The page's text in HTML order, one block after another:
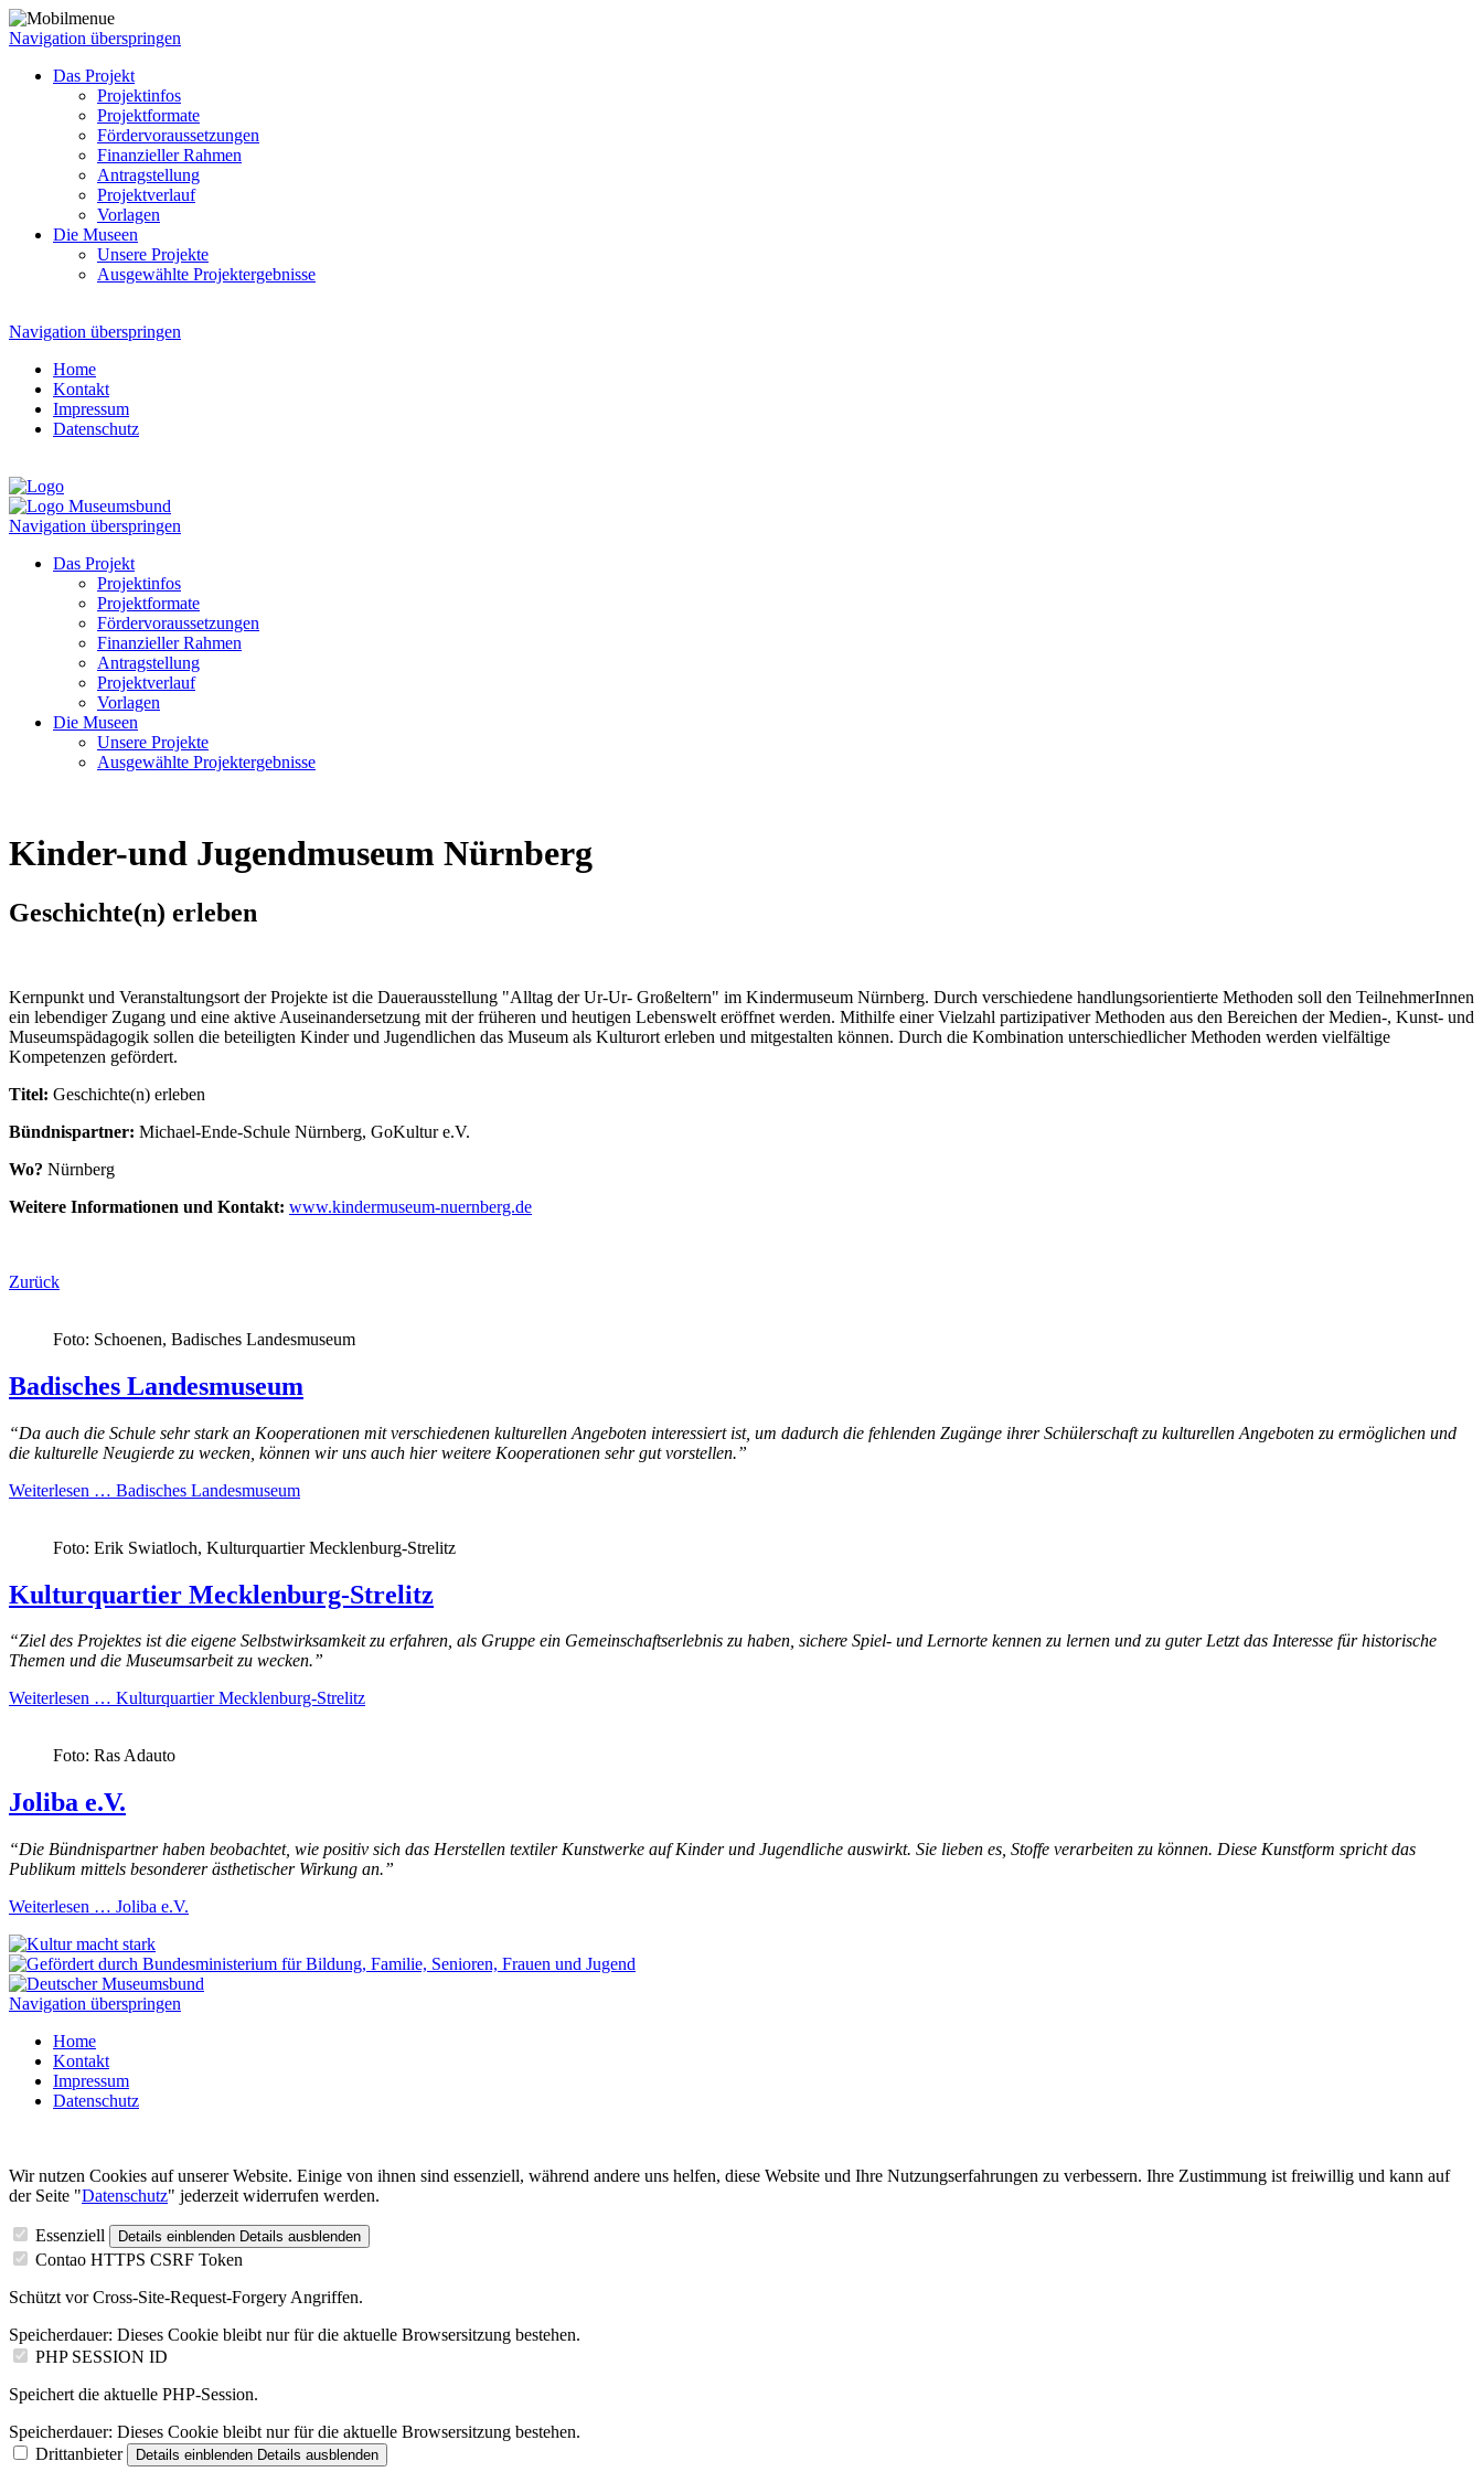
Navigation überspringen
Das Projekt
Projektinfos
Projektformate
Fördervoraussetzungen
Finanzieller Rahmen
Antragstellung
Projektverlauf
Vorlagen
Die Museen
Unsere Projekte
Ausgewählte Projektergebnisse
Navigation überspringen
Home
Kontakt
Impressum
Datenschutz
Navigation überspringen
Das Projekt
Projektinfos
Projektformate
Fördervoraussetzungen
Finanzieller Rahmen
Antragstellung
Projektverlauf
Vorlagen
Die Museen
Unsere Projekte
Ausgewählte Projektergebnisse
Kinder-und Jugendmuseum Nürnberg
Geschichte(n) erleben
Kernpunkt und Veranstaltungsort der Projekte ist die Dauerausstellung "Alltag der Ur-Ur- Großeltern" im Kindermuseum Nürnberg. Durch verschiedene handlungsorientierte Methoden soll den TeilnehmerInnen
ein lebendiger Zugang und eine aktive Auseinandersetzung mit der früheren und heutigen Lebenswelt eröffnet werden. Mithilfe einer Vielzahl partizipativer Methoden aus den Bereichen der Medien-, Kunst- und
Museumspädagogik sollen die beteiligten Kinder und Jugendlichen das Museum als Kulturort erleben und mitgestalten können. Durch die Kombination unterschiedlicher Methoden werden vielfältige
Kompetenzen gefördert.
Titel: Geschichte(n) erleben
Bündnispartner: Michael-Ende-Schule Nürnberg, GoKultur e.V.
Wo? Nürnberg
Weitere Informationen und Kontakt: www.kindermuseum-nuernberg.de
Zurück
Foto: Schoenen, Badisches Landesmuseum
Badisches Landesmuseum
“Da auch die Schule sehr stark an Kooperationen mit verschiedenen kulturellen Angeboten interessiert ist, um dadurch die fehlenden Zugänge ihrer Schülerschaft zu kulturellen Angeboten zu ermöglichen und
die kulturelle Neugierde zu wecken, können wir uns auch hier weitere Kooperationen sehr gut vorstellen.”
Weiterlesen … Badisches Landesmuseum
Foto: Erik Swiatloch, Kulturquartier Mecklenburg-Strelitz
Kulturquartier Mecklenburg-Strelitz
“Ziel des Projektes ist die eigene Selbstwirksamkeit zu erfahren, als Gruppe ein Gemeinschaftserlebnis zu haben, sichere Spiel- und Lernorte kennen zu lernen und zu guterLetztdas Interesse für historische
Themen und die Museumsarbeit zu wecken.”
Weiterlesen … Kulturquartier Mecklenburg-Strelitz
Foto: Ras Adauto
Joliba e.V.
“Die Bündnispartner haben beobachtet, wie positiv sich das Herstellen textiler Kunstwerke auf Kinder und Jugendliche auswirkt. Sie lieben es, Stoffe verarbeiten zu können. Diese Kunstform spricht das
Publikum mittels besonderer ästhetischer Wirkung an.”
Weiterlesen … Joliba e.V.
Navigation überspringen
Home
Kontakt
Impressum
Datenschutz
Wir nutzen Cookies auf unserer Website. Einige von ihnen sind essenziell, während andere uns helfen, diese Website und Ihre Nutzungserfahrungen zu verbessern. Ihre Zustimmung ist freiwillig und kann auf
der Seite "Datenschutz" jederzeit widerrufen werden.
Essenziell Details einblenden Details ausblenden
Contao HTTPS CSRF Token
Schützt vor Cross-Site-Request-Forgery Angriffen.
Speicherdauer: Dieses Cookie bleibt nur für die aktuelle Browsersitzung bestehen.
PHP SESSION ID
Speichert die aktuelle PHP-Session.
Speicherdauer: Dieses Cookie bleibt nur für die aktuelle Browsersitzung bestehen.
Drittanbieter
Details einblenden Details ausblenden